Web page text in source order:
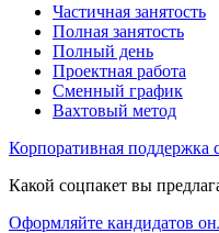
Частичная занятость
Полная занятость
Полный день
Проектная работа
Сменный график
Вахтовый метод
Корпоративная поддержка
Какой соцпакет вы
Оформляйте кандидатов